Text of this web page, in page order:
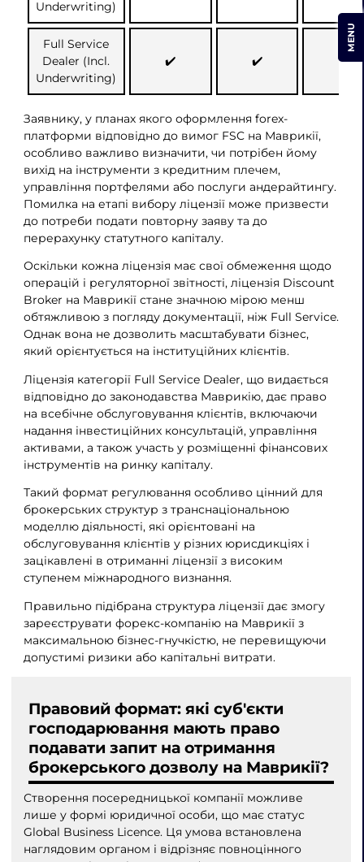
Underwriting)
Full Service
Dealer (Incl.
Underwriting)
✔️ ✔️ ✔️
Заявнику, у планах якого оформлення forex-
платформи відповідно до вимог FSC на Маврикії,
особливо важливо визначити, чи потрібен йому
вихід на інструменти з кредитним плечем,
управління портфелями або послуги андерайтингу.
Помилка на етапі вибору ліцензії може призвести
до потреби подати повторну заяву та до
перерахунку статутного капіталу.
Оскільки кожна ліцензія має свої обмеження щодо
операцій і регуляторної звітності, ліцензія Discount
Broker на Маврикії стане значною мірою менш
обтяжливою з погляду документації, ніж Full Service.
Однак вона не дозволить масштабувати бізнес,
який орієнтується на інституційних клієнтів.
Ліцензія категорії Full Service Dealer, що видається
відповідно до законодавства Маврикію, дає право
на всебічне обслуговування клієнтів, включаючи
надання інвестиційних консультацій, управління
активами, а також участь у розміщенні фінансових
інструментів на ринку капіталу.
Такий формат регулювання особливо цінний для
брокерських структур з транснаціональною
моделлю діяльності, які орієнтовані на
обслуговування клієнтів у різних юрисдикціях і
зацікавлені в отриманні ліцензії з високим
ступенем міжнародного визнання.
Правильно підібрана структура ліцензії дає змогу
зареєструвати форекс-компанію на Маврикії з
максимальною бізнес-гнучкістю, не перевищуючи
допустимі ризики або капітальні витрати.
Правовий формат: які суб'єкти
господарювання мають право
подавати запит на отримання
брокерського дозволу на Маврикії?
Створення посередницької компанії можливе
лише у формі юридичної особи, що має статус
Global Business Licence. Ця умова встановлена
наглядовим органом і відрізняє повноцінного
MENU